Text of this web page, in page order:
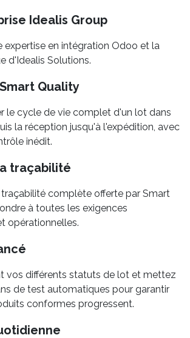
Idealis Group
expertise en intégration Odoo et la
d'Idealis Solutions.
Quality
le cycle de vie complet d'un lot dans
la réception jusqu'à l'expédition, avec
inédit.
traçabilité
complète offerte par Smart
à toutes les exigences
opérationnelles.
vos différents statuts de lot et mettez
de test automatiques pour garantir
conformes progressent.